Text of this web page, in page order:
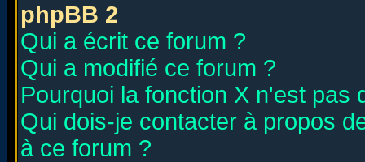
phpBB 2
Qui a écrit ce forum ?
Qui a modifié ce forum ?
Pourquoi la fonction X n'est pas
Qui dois-je contacter à propos
à ce forum ?